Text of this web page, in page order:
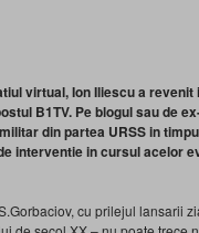
virtual, Ion Iliescu a
B1TV. Pe blogul sau de
din partea URSS in
interventie in cursul acelor
cu prilejul lansarii